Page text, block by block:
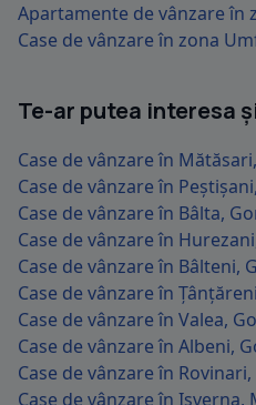
Apartamente de vânzare în
Case de vânzare în zona
Te-ar putea interesa
Case de vânzare în
Case de vânzare în
Case de vânzare în Bâlta,
Case de vânzare în
Case de vânzare în Bâlteni,
Case de vânzare în
Case de vânzare în Valea,
Case de vânzare în Albeni,
Case de vânzare în
Case de vânzare în Isverna,